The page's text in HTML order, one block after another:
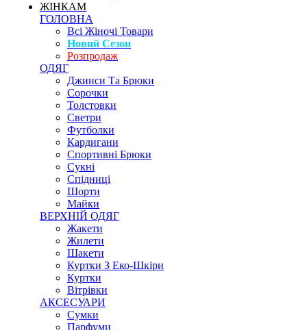
ЖІНКАМ
ГОЛОВНА
Всі Жіночі Товари
Новий Сезон
Розпродаж
ОДЯГ
Джинси Та Брюки
Сорочки
Толстовки
Светри
Футболки
Кардигани
Спортивні Брюки
Сукні
Спідниці
Шорти
Майки
ВЕРХНІЙ ОДЯГ
Жакети
Жилети
Шакети
Куртки З Еко-Шкіри
Куртки
Вітрівки
АКСЕСУАРИ
Сумки
Парфуми